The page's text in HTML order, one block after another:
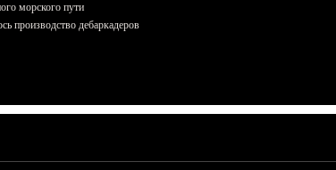
морского пути
производство дебаркадеров